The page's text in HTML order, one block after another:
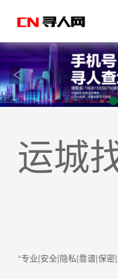
运城
“专业|安全|隐私|靠谱|保